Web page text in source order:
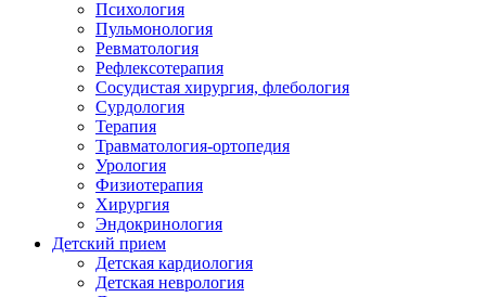
Психология
Пульмонология
Ревматология
Рефлексотерапия
Сосудистая хирургия, флебология
Сурдология
Терапия
Травматология-ортопедия
Урология
Физиотерапия
Хирургия
Эндокринология
Детский прием
Детская кардиология
Детская неврология